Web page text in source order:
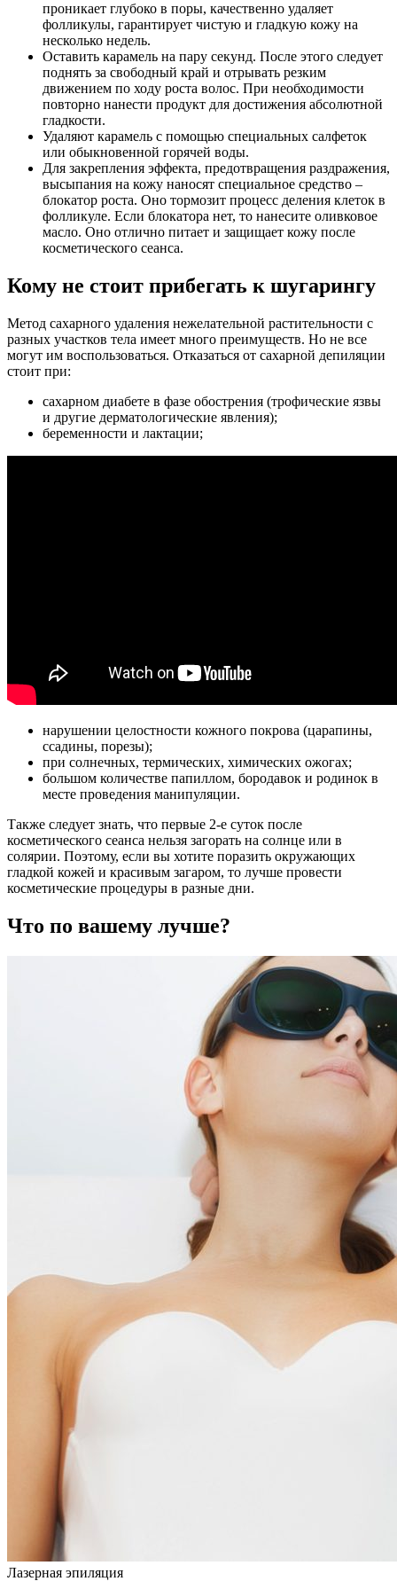
проникает глубоко в поры, качественно удаляет
фолликулы, гарантирует чистую и гладкую кожу на
несколько недель.
Оставить карамель на пару секунд. После этого следует
поднять за свободный край и отрывать резким
движением по ходу роста волос. При необходимости
повторно нанести продукт для достижения абсолютной
гладкости.
Удаляют карамель с помощью специальных салфеток
или обыкновенной горячей воды.
Для закрепления эффекта, предотвращения раздражения,
высыпания на кожу наносят специальное средство –
блокатор роста. Оно тормозит процесс деления клеток в
фолликуле. Если блокатора нет, то нанесите оливковое
масло. Оно отлично питает и защищает кожу после
косметического сеанса.
Кому не стоит прибегать к шугарингу
Метод сахарного удаления нежелательной растительности с
разных участков тела имеет много преимуществ. Но не все
могут им воспользоваться. Отказаться от сахарной депиляции
стоит при:
сахарном диабете в фазе обострения (трофические язвы
и другие дерматологические явления);
беременности и лактации;
нарушении целостности кожного покрова (царапины,
ссадины, порезы);
при солнечных, термических, химических ожогах;
большом количестве папиллом, бородавок и родинок в
месте проведения манипуляции.
Также следует знать, что первые 2-е суток после
косметического сеанса нельзя загорать на солнце или в
солярии. Поэтому, если вы хотите поразить окружающих
гладкой кожей и красивым загаром, то лучше провести
косметические процедуры в разные дни.
Что по вашему лучше?
Лазерная эпиляция